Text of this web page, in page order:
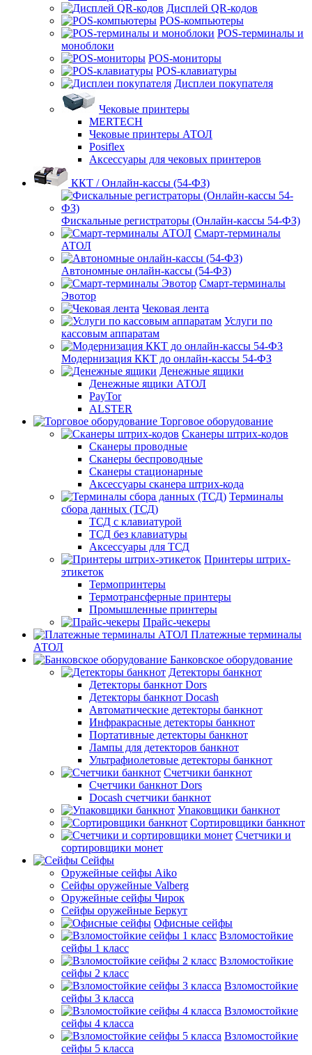
Дисплей QR-кодов
POS-компьютеры
POS-терминалы и
моноблоки
POS-мониторы
POS-клавиатуры
Дисплеи покупателя
Чековые принтеры
MERTECH
Чековые принтеры АТОЛ
Posiflex
Аксессуары для чековых принтеров
ККТ / Онлайн-кассы (54-ФЗ)
Фискальные регистраторы (Онлайн-кассы 54-ФЗ)
Смарт-терминалы
АТОЛ
Автономные онлайн-кассы (54-ФЗ)
Смарт-терминалы
Эвотор
Чековая лента
Услуги по
кассовым аппаратам
Модернизация ККТ до онлайн-кассы 54-ФЗ
Денежные ящики
Денежные ящики АТОЛ
PayTor
ALSTER
Торговое оборудование
Сканеры штрих-кодов
Сканеры проводные
Сканеры беспроводные
Сканеры стационарные
Аксессуары сканера штрих-кода
Терминалы
сбора данных (ТСД)
ТСД с клавиатурой
ТСД без клавиатуры
Аксессуары для ТСД
Принтеры штрих-
этикеток
Термопринтеры
Термотрансферные принтеры
Промышленные принтеры
Прайс-чекеры
Платежные терминалы
АТОЛ
Банковское оборудование
Детекторы банкнот
Детекторы банкнот Dors
Детекторы банкнот Docash
Автоматические детекторы банкнот
Инфракрасные детекторы банкнот
Портативные детекторы банкнот
Лампы для детекторов банкнот
Ультрафиолетовые детекторы банкнот
Счетчики банкнот
Счетчики банкнот Dors
Docash счетчики банкнот
Упаковщики банкнот
Сортировщики банкнот
Счетчики и
сортировщики монет
Сейфы
Оружейные сейфы Aiko
Сейфы оружейные Valberg
Оружейные сейфы Чирок
Сейфы оружейные Беркут
Офисные сейфы
Взломостойкие
сейфы 1 класс
Взломостойкие
сейфы 2 класс
Взломостойкие
сейфы 3 класса
Взломостойкие
сейфы 4 класса
Взломостойкие
сейфы 5 класса